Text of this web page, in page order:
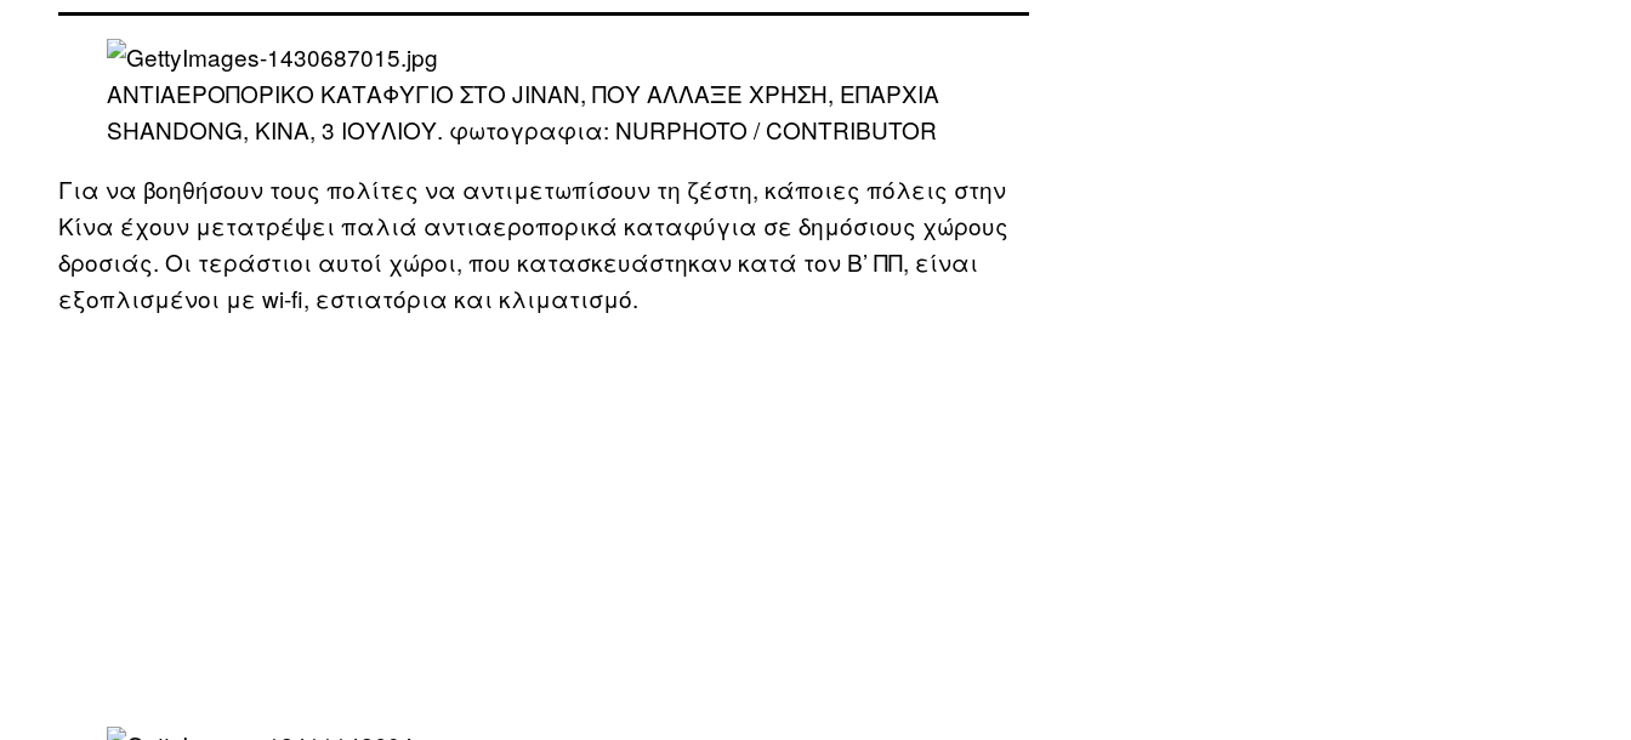
ΑΝΤΙΑΕΡΟΠΟΡΙΚΟ ΚΑΤΑΦΥΓΙΟ ΣΤΟ JINAN, ΠΟΥ ΑΛΛΑΞΕ ΧΡΗΣΗ, ΕΠΑΡΧΙΑ
SHANDONG, ΚΙΝΑ, 3 ΙΟΥΛΙΟΥ. φωτογραφια: NURPHOTO / CONTRIBUTOR
Για να βοηθήσουν τους πολίτες να αντιμετωπίσουν τη ζέστη, κάποιες πόλεις στην
Κίνα έχουν μετατρέψει παλιά αντιαεροπορικά καταφύγια σε δημόσιους χώρους
δροσιάς. Οι τεράστιοι αυτοί χώροι, που κατασκευάστηκαν κατά τον Β’ ΠΠ, είναι
εξοπλισμένοι με wi-fi, εστιατόρια και κλιματισμό.